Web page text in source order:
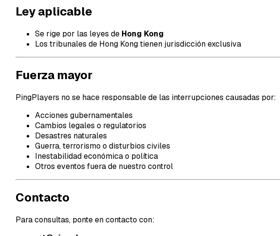
Ley aplicable
Se rige por las leyes de Hong Kong
Los tribunales de Hong Kong tienen jurisdicción exclusiva
Fuerza mayor
PingPlayers no se hace responsable de las interrupciones causadas por:
Acciones gubernamentales
Cambios legales o regulatorios
Desastres naturales
Guerra, terrorismo o disturbios civiles
Inestabilidad económica o política
Otros eventos fuera de nuestro control
Contacto
Para consultas, ponte en contacto con: